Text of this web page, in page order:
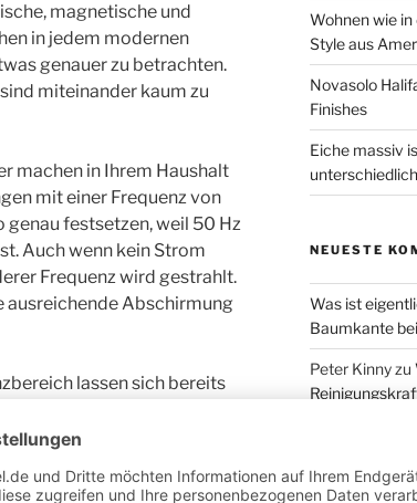
magnetische und
in jedem modernen
genauer zu betrachten.
miteinander kaum zu
machen in Ihrem Haushalt
mit einer Frequenz von
genau festsetzen, weil 50 Hz
Auch wenn kein Strom
Frequenz wird gestrahlt.
ausreichende Abschirmung
lassen sich bereits
werden (ausgenommen
sind magnetische
Wohnen wie
Style aus
Novasolo
Finishes
Eiche massiv
NEUESTE
Was ist
Baumkante
Peter Kinnyzu
Peter Kinnyzu